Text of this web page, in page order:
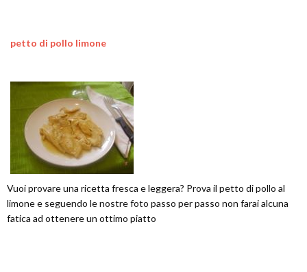
petto di pollo limone
Vuoi provare una ricetta fresca e leggera? Prova il petto di pollo al
limone e seguendo le nostre foto passo per passo non farai alcuna
fatica ad ottenere un ottimo piatto